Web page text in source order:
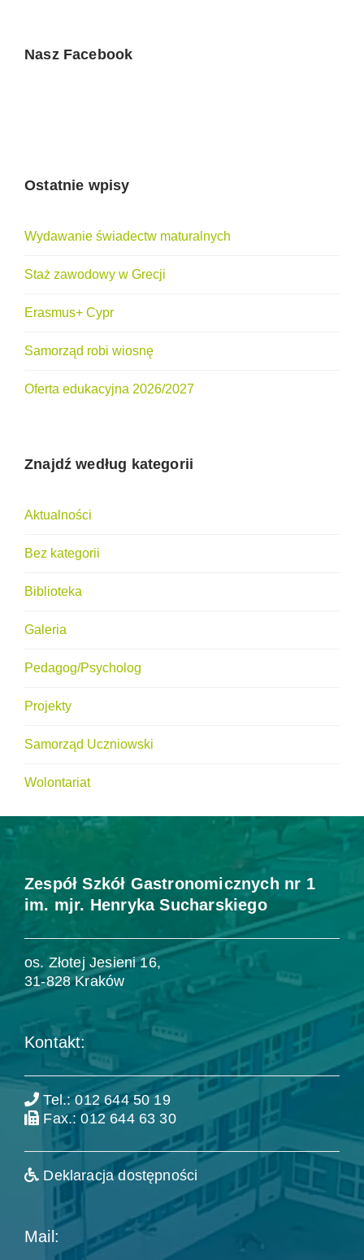
Nasz Facebook
Ostatnie wpisy
Wydawanie świadectw maturalnych
Staż zawodowy w Grecji
Erasmus+ Cypr
Samorząd robi wiosnę
Oferta edukacyjna 2026/2027
Znajdź według kategorii
Aktualności
Bez kategorii
Biblioteka
Galeria
Pedagog/Psycholog
Projekty
Samorząd Uczniowski
Wolontariat
Zespół Szkół Gastronomicznych nr 1
im. mjr. Henryka Sucharskiego
os. Złotej Jesieni 16,
31-828 Kraków
Kontakt:
Tel.: 012 644 50 19
Fax.: 012 644 63 30
Deklaracja dostępności
Mail: